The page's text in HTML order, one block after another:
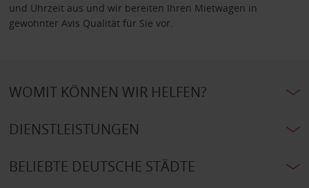
und Uhrzeit aus und wir bereiten Ihren Mietwagen in
gewohnter Avis Qualität für Sie vor.
WOMIT KÖNNEN WIR HELFEN?
DIENSTLEISTUNGEN
BELIEBTE DEUTSCHE STÄDTE